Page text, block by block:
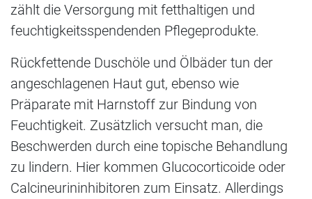
zählt die Versorgung mit fetthaltigen und
feuchtigkeitsspendenden Pflegeprodukte.
Rückfettende Duschöle und Ölbäder tun der
angeschlagenen Haut gut, ebenso wie
Präparate mit Harnstoff zur Bindung von
Feuchtigkeit. Zusätzlich versucht man, die
Beschwerden durch eine topische Behandlung
zu lindern. Hier kommen Glucocorticoide oder
Calcineurininhibitoren zum Einsatz. Allerdings